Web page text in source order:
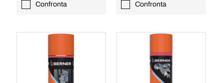
Confronta Confronta